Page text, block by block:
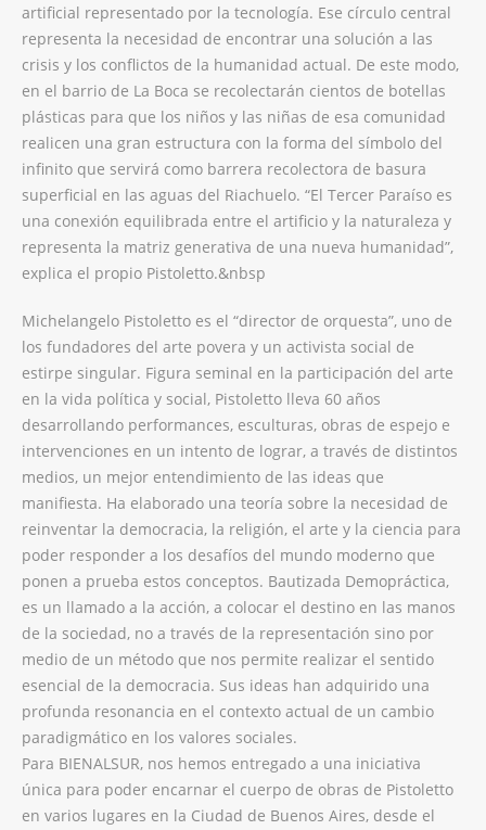
artificial representado por la tecnología. Ese círculo central
representa la necesidad de encontrar una solución a las
crisis y los conflictos de la humanidad actual. De este modo,
en el barrio de La Boca se recolectarán cientos de botellas
plásticas para que los niños y las niñas de esa comunidad
realicen una gran estructura con la forma del símbolo del
infinito que servirá como barrera recolectora de basura
superficial en las aguas del Riachuelo. “El Tercer Paraíso es
una conexión equilibrada entre el artificio y la naturaleza y
representa la matriz generativa de una nueva humanidad”,
explica el propio Pistoletto.&nbsp
Michelangelo Pistoletto es el “director de orquesta”, uno de
los fundadores del arte povera y un activista social de
estirpe singular. Figura seminal en la participación del arte
en la vida política y social, Pistoletto lleva 60 años
desarrollando performances, esculturas, obras de espejo e
intervenciones en un intento de lograr, a través de distintos
medios, un mejor entendimiento de las ideas que
manifiesta. Ha elaborado una teoría sobre la necesidad de
reinventar la democracia, la religión, el arte y la ciencia para
poder responder a los desafíos del mundo moderno que
ponen a prueba estos conceptos. Bautizada Demopráctica,
es un llamado a la acción, a colocar el destino en las manos
de la sociedad, no a través de la representación sino por
medio de un método que nos permite realizar el sentido
esencial de la democracia. Sus ideas han adquirido una
profunda resonancia en el contexto actual de un cambio
paradigmático en los valores sociales.
Para BIENALSUR, nos hemos entregado a una iniciativa
única para poder encarnar el cuerpo de obras de Pistoletto
en varios lugares en la Ciudad de Buenos Aires, desde el